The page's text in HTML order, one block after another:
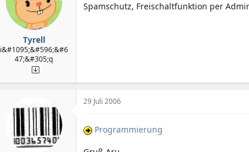
Tyrell
i&#1095;&#596;&#6
47;&#305;q
Spamschutz, Freischaltfunktion per
29 Juli 2006
Programmierung